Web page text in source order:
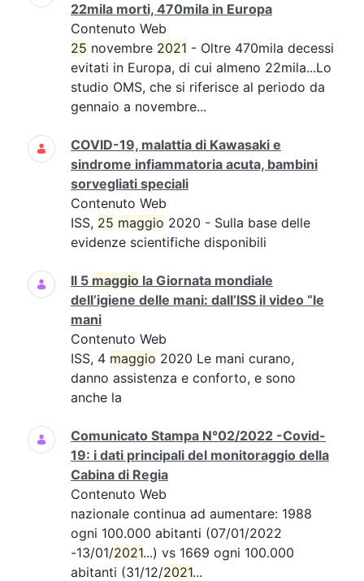
22mila morti, 470mila in Europa
Contenuto Web
25 novembre 2021 - Oltre 470mila decessi
evitati in Europa, di cui almeno 22mila...Lo
studio OMS, che si riferisce al periodo da
gennaio a novembre...
COVID-19, malattia di Kawasaki e
sindrome infiammatoria acuta, bambini
sorvegliati speciali
Contenuto Web
ISS, 25 maggio 2020 - Sulla base delle
evidenze scientifiche disponibili
Il 5 maggio la Giornata mondiale
dell’igiene delle mani: dall’ISS il video “le
mani
Contenuto Web
ISS, 4 maggio 2020 Le mani curano,
danno assistenza e conforto, e sono
anche la
Comunicato Stampa N°02/2022 -Covid-
19: i dati principali del monitoraggio della
Cabina di Regia
Contenuto Web
nazionale continua ad aumentare: 1988
ogni 100.000 abitanti (07/01/2022
-13/01/2021...) vs 1669 ogni 100.000
abitanti (31/12/2021...